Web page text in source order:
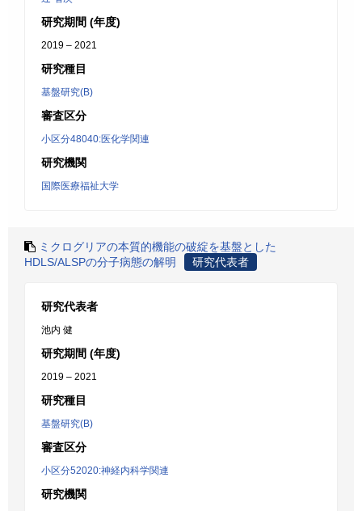
研究期間 (年度)
2019 – 2021
研究種目
基盤研究(B)
審査区分
小区分48040:医化学関連
研究機関
国際医療福祉大学
ミクログリアの本質的機能の破綻を基盤とした
HDLS/ALSPの分子病態の解明
研究代表者
研究代表者
池内 健
研究期間 (年度)
2019 – 2021
研究種目
基盤研究(B)
審査区分
小区分52020:神経内科学関連
研究機関